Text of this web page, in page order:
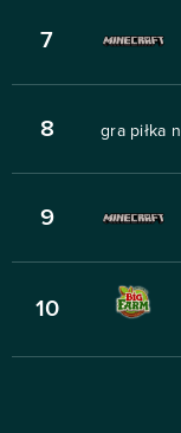
7
8 gra piłka
9
10